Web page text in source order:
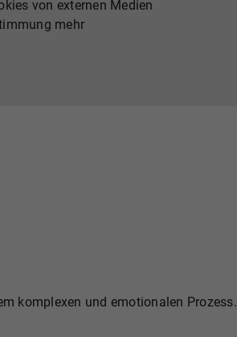
von externen Medien
mehr
komplexen und emotionalen Prozess.